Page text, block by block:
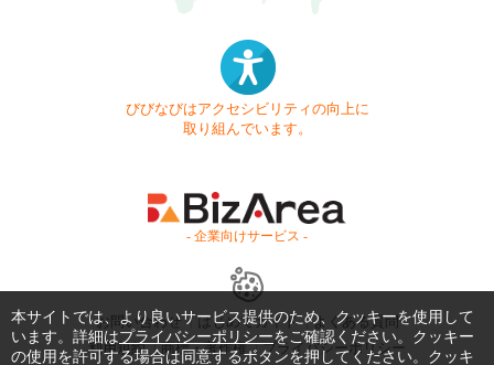
びびなびはアクセシビリティの向上に
取り組んでいます。
- 企業向けサービス -
お問い合わせ はじめてガイド
よくある質問
利用規約
商標・著作権 プライバシーポリシー
本サイトでは、より良いサービス提供のため、クッキーを使用して
います。詳細はプライバシーポリシーをご確認ください。クッキー
の使用を許可する場合は同意するボタンを押してください。クッキ